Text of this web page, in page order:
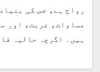
رواج ہے، جس کی
مساوات، غربت، اور
ہیں۔ اگرچہ حالیہ